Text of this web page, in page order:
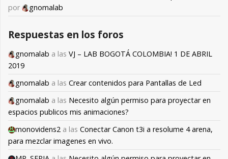
por
gnomalab
Respuestas en los foros
gnomalab a las VJ – LAB BOGOTÁ COLOMBIA! 1 DE ABRIL
2019
gnomalab a las Crear contenidos para Pantallas de Led
gnomalab a las Necesito algún permiso para proyectar en
espacios publicos mis animaciones?
monovidens2 a las Conectar Canon t3i a resolume 4 arena,
para mezclar imagenes en vivo.